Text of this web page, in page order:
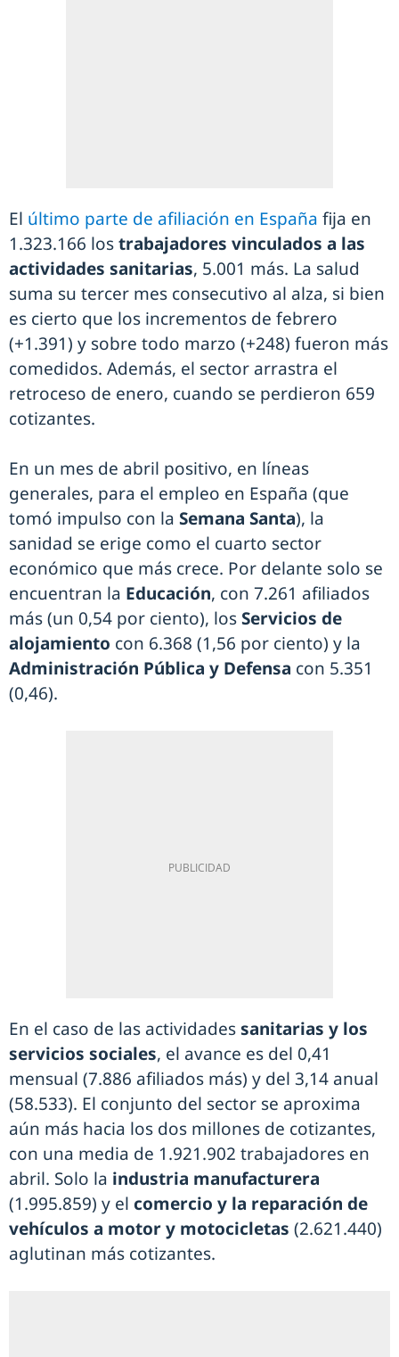
El último parte de afiliación en España fija en
1.323.166 lostrabajadores vinculados a las
actividades sanitarias, 5.001 más. La salud
suma su tercer mes consecutivo al alza, si bien
es cierto que los incrementos de febrero
(+1.391) y sobre todo marzo (+248) fueron más
comedidos. Además, el sector arrastra el
retroceso de enero, cuando se perdieron 659
cotizantes.
En un mes de abril positivo, en líneas
generales, para el empleo en España (que
tomó impulso con la Semana Santa), la
sanidad se erige como el cuarto sector
económico que más crece. Por delante solo se
encuentran la Educación, con 7.261 afiliados
más (un 0,54 por ciento), losServicios de
alojamiento con 6.368 (1,56 por ciento) y la
Administración Pública y Defensa con 5.351
(0,46).
En el caso de las actividadessanitarias y los
servicios sociales, el avance es del 0,41
mensual (7.886 afiliados más) y del 3,14 anual
(58.533). El conjunto del sector se aproxima
aún más hacia los dos millones de cotizantes,
con una media de 1.921.902 trabajadores en
abril. Solo la industria manufacturera
(1.995.859) y el comercio y la reparación de
vehículos a motor y motocicletas (2.621.440)
aglutinan más cotizantes.